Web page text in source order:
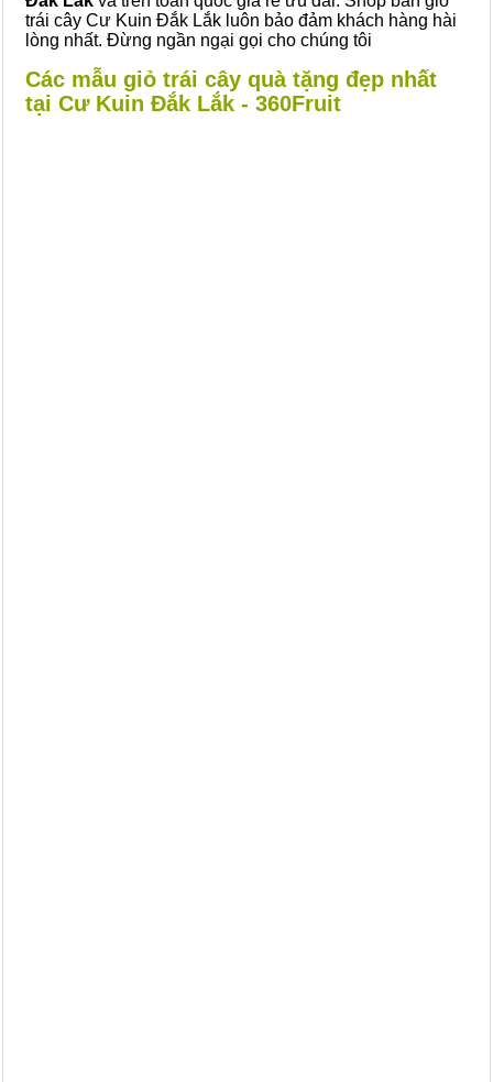
trái cây Cư Kuin Đắk Lắk luôn bảo đảm khách hàng hài
lòng nhất. Đừng ngần ngại gọi cho chúng tôi
Các mẫu giỏ trái cây quà tặng đẹp nhất
tại Cư Kuin Đắk Lắk - 360Fruit